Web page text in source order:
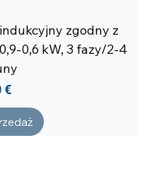
zgodny z
0,6 kW, 3 fazy/2-4
€